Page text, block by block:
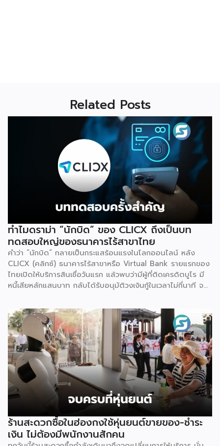
Related Posts
ทำไมดราม่า “นักบิด” ของ CLICX ถึงเป็นบท
ทดสอบใหญ่ของธนาคารไร้สาขาไทย
คำว่า “นักบิด” กลายเป็นกระแสร้อนแรงในโลกออนไลน์ หลัง
CLICX (คลิกซ์) ธนาคารไร้สาขาหรือ Virtual Bank รายแรกของ
ไทยเปิดให้บริการสินเชื่อวันแรก แล้วพบว่ามีผู้ที่ติดเครดิตบูโร มี
หนี้เสียหลักแสนบาท กลับได้รับอนุมัติวงเงินกู้ในเวลาไม่กี่นาที จน
ผู้สมัครที่มีประวัติการเงินดีบางรายกลับถูกระบบปฏิเสธ
เหตุการณ์นี้ไม่ใช่แค่ดราม่าบนโลกออนไลน์เท่านั้น แต่เป็นกรณี
ศึกษาที่สะท้อนธรรมชาติของโมเดลธุรกิจใหม่ที่กำลังจะเปลี่ยน
โครงสร้างการเงินไทย นั่นคือ Virtual Bank ซึ่งผู้ประกอบการ
SME ควรทำความเข้าใจให้ลึกกว่าพาดหัวข่าว เพราะทั้งโอกาส และ
ความเสี่ยงที่เกิดขึ้นล้วนเกี่ยวข้องกับการเข้าถึงแหล่งทุนของธุรกิจ
รายย่อยโดยตรง ก่อนอื่นมาทำความเข้าใจกันก่อนว่า Virtual
Bank คืออะไร ต่างจากธนาคารเดิมตรงไหน คำตอบเรื่องนี้
อธิบายให้เข้าใจว่านี่ คือธนาคารที่ได้รับใบอนุญาตเต็มรูปแบบจาก
ธนาคารแห่งประเทศไทย (ธปท.) เหมือนธนาคารพาณิชย์ทั่วไปทุก
ประการ ต่างกันที่ไม่มีหน้าสาขาให้เดินเข้าไปทำธุรกรรม ทุกอย่าง
ตั้งแต่เปิดบัญชี ฝาก-ถอน โอนเงิน ไปจนถึงขอสินเชื่อ จะทำผ่าน
แอปพลิเคชันทั้งหมด จุดนี้คือสิ่งที่ทำให้ Virtual Bank ต่าง
ร้านสะดวกซื้อในฮ่องกงใช้หุ่นยนต์ขายของ-ชำระ
เงิน ไม่ต้องมีพนักงานสักคน